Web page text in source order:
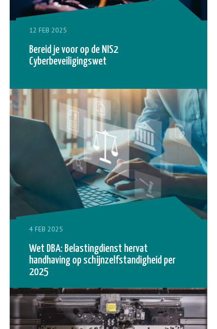
12 FEB 2025
Bereid je voor op de NIS2
Cyberbeveiligingswet
4 FEB 2025
Wet DBA: Belastingdienst hervat
handhaving op schijnzelfstandigheid per
2025